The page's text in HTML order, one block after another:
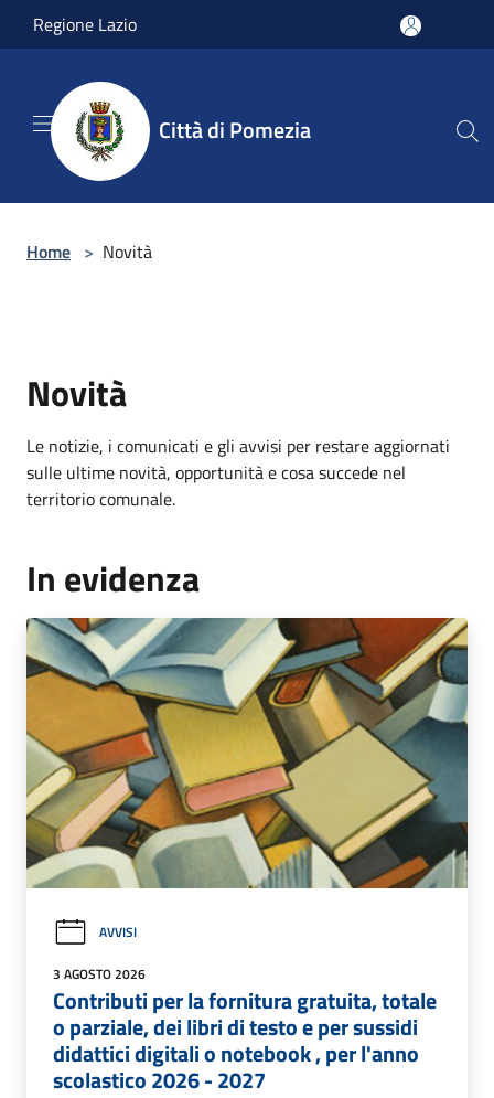
Salta al contenuto principale
Regione Lazio
Città di Pomezia
Home > Novità
Novità
Le notizie, i comunicati e gli avvisi per restare aggiornati
sulle ultime novità, opportunità e cosa succede nel
territorio comunale.
In evidenza
AVVISI
3 AGOSTO 2026
Contributi per la fornitura gratuita, totale
o parziale, dei libri di testo e per sussidi
didattici digitali o notebook , per l'anno
scolastico 2026 - 2027